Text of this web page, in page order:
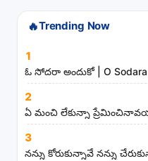
t
a
n
d
m
i
n
🔥Trending Now
1
ఓ సోదరా అందుకో | O Sodara
2
ఏ మంచి లేకున్నా
3
నన్ను కోరుకున్నావే నన్ను